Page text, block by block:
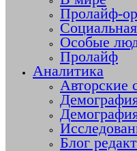
Пролайф-
Особые
Пролайф
Аналитика
Авторские
Блог